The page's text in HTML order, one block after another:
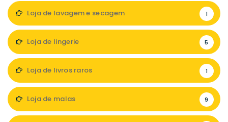
Loja de lavagem e secagem 1
Loja de lingerie 5
Loja de livros raros 1
Loja de malas 9